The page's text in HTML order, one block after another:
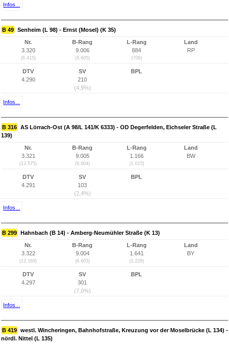
Infos...
B 49 Senheim (L 98) - Ernst (Mosel) (K 35)
Nr.
3.320
(6.415)
B-Rang
9.006
(6.605)
L-Rang
884
(708)
Land
RP
DTV
4.290
SV
210
(4,9%)
BPL
Infos...
B 316 AS Lörrach-Ost (A 98/L 141/K 6333) - OD Degerfelden, Eichseler Straße (L
139)
Nr.
3.321
(12.575)
B-Rang
9.005
(6.604)
L-Rang
1.166
(1.015)
Land
BW
DTV
4.291
SV
103
(2,4%)
BPL
Infos...
B 299 Hahnbach (B 14) - Amberg-Neumühler Straße (K 13)
Nr.
3.322
(12.169)
B-Rang
9.004
(6.603)
L-Rang
1.641
(1.228)
Land
BY
DTV
4.297
SV
301
(7,0%)
BPL
Infos...
B 419 westl. Wincheringen, Bahnhofstraße, Kreuzung vor der Moselbrücke (L 134) -
nördl. Nittel (L 135)